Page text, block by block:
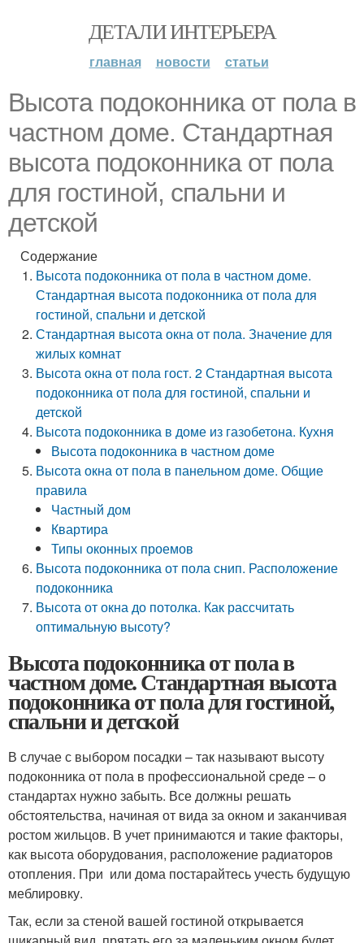
ДЕТАЛИ ИНТЕРЬЕРА
главная новости статьи
Высота подоконника от пола в
частном доме. Стандартная
высота подоконника от пола
для гостиной, спальни и
детской
Содержание
Высота подоконника от пола в частном доме.
Стандартная высота подоконника от пола для
гостиной, спальни и детской
Стандартная высота окна от пола. Значение для
жилых комнат
Высота окна от пола гост. 2 Стандартная высота
подоконника от пола для гостиной, спальни и
детской
Высота подоконника в доме из газобетона. Кухня
Высота подоконника в частном доме
Высота окна от пола в панельном доме. Общие
правила
Частный дом
Квартира
Типы оконных проемов
Высота подоконника от пола снип. Расположение
подоконника
Высота от окна до потолка. Как рассчитать
оптимальную высоту?
Высота подоконника от пола в
частном доме. Стандартная высота
подоконника от пола для гостиной,
спальни и детской
В случае с выбором посадки – так называют высоту
подоконника от пола в профессиональной среде – о
стандартах нужно забыть. Все должны решать
обстоятельства, начиная от вида за окном и заканчивая
ростом жильцов. В учет принимаются и такие факторы,
как высота оборудования, расположение радиаторов
отопления. При или дома постарайтесь учесть будущую
меблировку.
Так, если за стеной вашей гостиной открывается